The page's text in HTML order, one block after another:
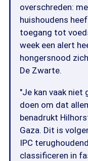
overschreden:
huishoudens
toegang tot
week een alert
hongersnood
De Zwarte.
"Je kan vaak niet
doen om dat
benadrukt
Gaza. Dit is
IPC
classificeren in